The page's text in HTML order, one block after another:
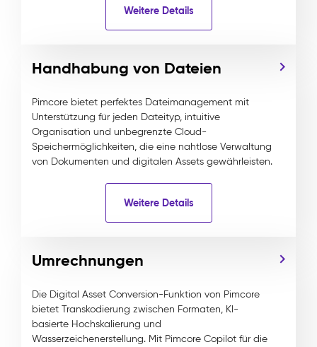
Weitere Details
Handhabung von Dateien
Pimcore bietet perfektes Dateimanagement mit
Unterstützung für jeden Dateityp, intuitive
Organisation und unbegrenzte Cloud-
Speichermöglichkeiten, die eine nahtlose Verwaltung
von Dokumenten und digitalen Assets gewährleisten.
Weitere Details
Umrechnungen
Die Digital Asset Conversion-Funktion von Pimcore
bietet Transkodierung zwischen Formaten, KI-
basierte Hochskalierung und
Wasserzeichenerstellung. Mit Pimcore Copilot für die